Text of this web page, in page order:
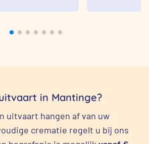
in Mantinge?
uitvaart hangen af van uw
crematie regelt u bij ons